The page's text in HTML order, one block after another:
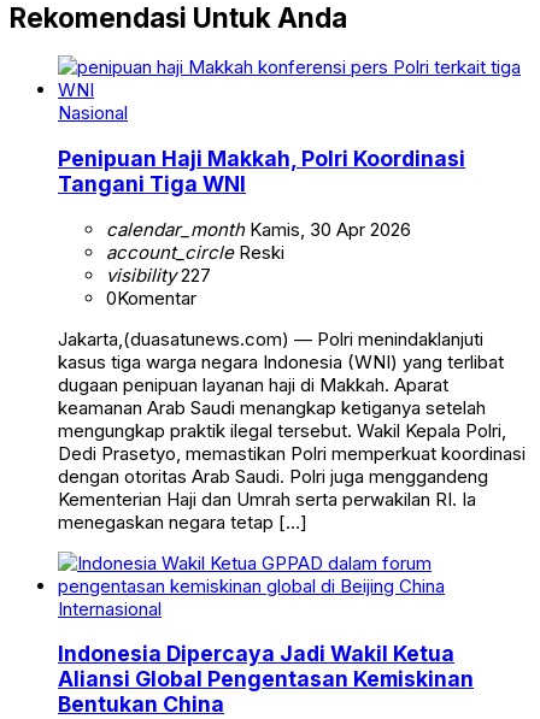
Rekomendasi Untuk Anda
Nasional
Penipuan Haji Makkah, Polri Koordinasi
Tangani Tiga WNI
calendar_monthKamis, 30 Apr 2026
account_circleReski
visibility227
0Komentar
Jakarta,(duasatunews.com) — Polri menindaklanjuti
kasus tiga warga negara Indonesia (WNI) yang terlibat
dugaan penipuan layanan haji di Makkah. Aparat
keamanan Arab Saudi menangkap ketiganya setelah
mengungkap praktik ilegal tersebut. Wakil Kepala Polri,
Dedi Prasetyo, memastikan Polri memperkuat koordinasi
dengan otoritas Arab Saudi. Polri juga menggandeng
Kementerian Haji dan Umrah serta perwakilan RI. Ia
menegaskan negara tetap […]
Internasional
Indonesia Dipercaya Jadi Wakil Ketua
Aliansi Global Pengentasan Kemiskinan
Bentukan China